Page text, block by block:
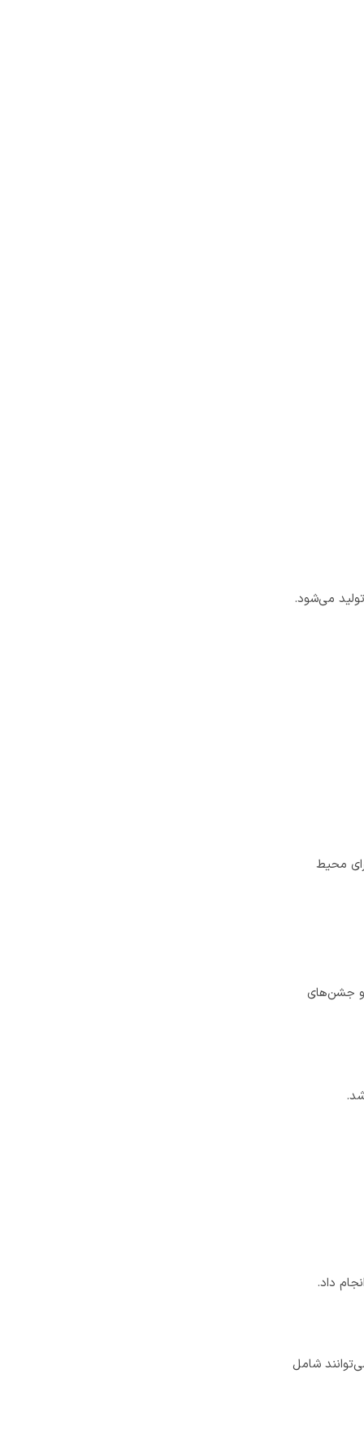
می‌شود.
محیط
و جشن‌های
داد.
شامل